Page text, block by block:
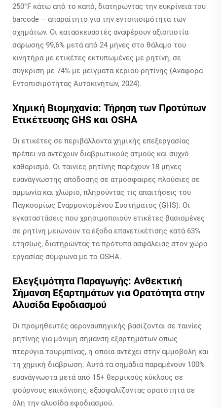
250°F κάτω από το καπό, διατηρώντας την ευκρίνεια του
barcode – απαραίτητο για την εντοπισιμότητα των
οχημάτων. Οι κατασκευαστές αναφέρουν αξιοπιστία
σάρωσης 99,6% μετά από 24 μήνες στο θάλαμο του
κινητήρα με ετικέτες εκτυπωμένες με ρητίνη, σε
σύγκριση με 74% με μείγματα κεριού-ρητίνης (Αναφορά
Εντοπισιμότητας Αυτοκινήτων, 2024).
Χημική Βιομηχανία: Τήρηση των Προτύπων
Ετικέτευσης GHS και OSHA
Οι ετικέτες σε περιβάλλοντα χημικής επεξεργασίας
πρέπει να αντέχουν διαβρωτικούς ατμούς και συχνό
καθαρισμό. Οι ταινίες ρητίνης παρέχουν 18 μήνες
ευανάγνωστης απόδοσης σε ατμόσφαιρες πλούσιες σε
αμμωνία και χλώριο, πληρούντας τις απαιτήσεις του
Παγκοσμίως Εναρμονισμένου Συστήματος (GHS). Οι
εγκαταστάσεις που χρησιμοποιούν ετικέτες βασισμένες
σε ρητίνη μειώνουν τα έξοδα επανετικέτισης κατά 63%
ετησίως, διατηρώντας τα πρότυπα ασφάλειας στον χώρο
εργασίας σύμφωνα με το OSHA.
Ελεγξιμότητα Παραγωγής: Ανθεκτική
Σήμανση Εξαρτημάτων για Ορατότητα στην
Αλυσίδα Εφοδιασμού
Οι προμηθευτές αεροναυπηγικής βασίζονται σε ταινίες
ρητίνης για μόνιμη σήμανση εξαρτημάτων όπως
πτερύγια τουρμπίνας, η οποία αντέχει στην αμμοβολή και
τη χημική διάβρωση. Αυτά τα σημάδια παραμένουν 100%
ευανάγνωστα μετά από 15+ θερμικούς κύκλους σε
φούρνους επικόνισης, εξασφαλίζοντας ορατότητα σε
όλη την αλυσίδα εφοδιασμού.